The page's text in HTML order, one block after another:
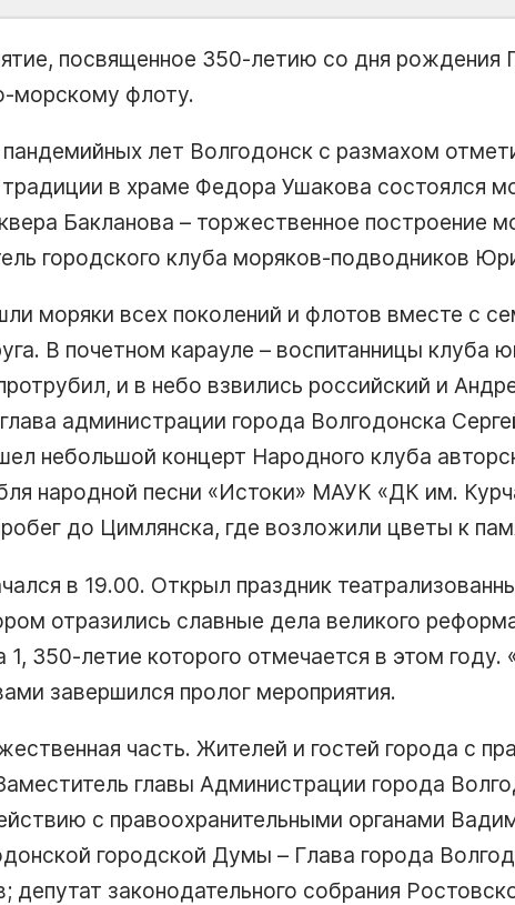
посвященное 350-летию со дня рождения
морскому флоту.
лет Волгодонск с размахом
в храме Федора Ушакова состоялся
Бакланова – торжественное построение
городского клуба моряков-подводников
моряки всех поколений и флотов вместе с
В почетном карауле – воспитанницы клуба
и в небо взвились российский и
администрации города Волгодонска
небольшой концерт Народного клуба
народной песни «Истоки» МАУК «ДК им.
до Цимлянска, где возложили цветы к
в 19.00. Открыл праздник
отразились славные дела великого
1, 350-летие которого отмечается в этом
завершился пролог мероприятия.
часть. Жителей и гостей города с
главы Администрации города
с правоохранительными органами
городской Думы – Глава города
депутат законодательного собрания